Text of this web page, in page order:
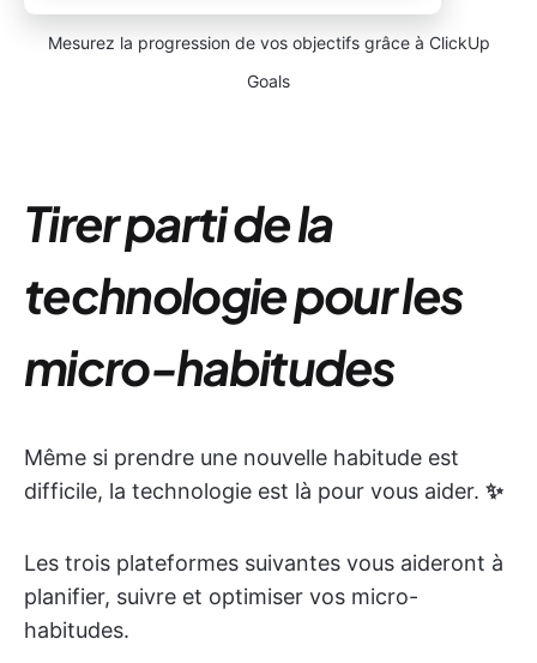
Mesurez la progression de vos objectifs grâce à ClickUp
Goals
Tirer parti de la
technologie pour les
micro-habitudes
Même si prendre une nouvelle habitude est
difficile, la technologie est là pour vous aider. ✨
Les trois plateformes suivantes vous aideront à
planifier, suivre et optimiser vos micro-
habitudes.